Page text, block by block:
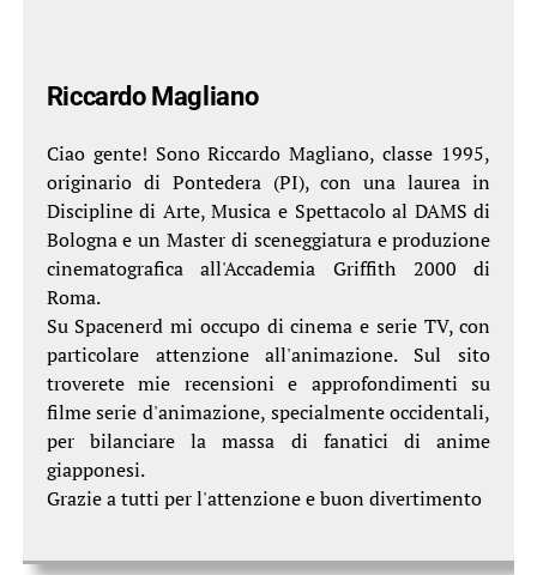
Riccardo Magliano
Ciao gente! Sono Riccardo Magliano, classe 1995,
originario di Pontedera (PI), con una laurea in
Discipline di Arte, Musica e Spettacolo al DAMS di
Bologna e un Master di sceneggiatura e produzione
cinematografica all'Accademia Griffith 2000 di
Roma.
Su Spacenerd mi occupo di cinema e serie TV, con
particolare attenzione all'animazione. Sul sito
troverete mie recensioni e approfondimenti su
filme serie d'animazione, specialmente occidentali,
per bilanciare la massa di fanatici di anime
giapponesi.
Grazie a tutti per l'attenzione e buon divertimento